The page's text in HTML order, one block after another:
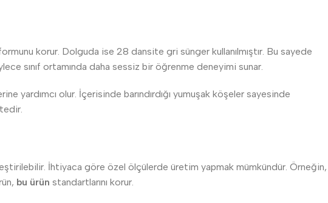
korur. Dolguda ise 28 dansite gri sünger kullanılmıştır. Bu sayede
sınıf ortamında daha sessiz bir öğrenme deneyimi sunar.
olur. İçerisinde barındırdığı yumuşak köşeler sayesinde
İhtiyaca göre özel ölçülerde üretim yapmak mümkündür. Örneğin,
bu ürün standartlarını korur.